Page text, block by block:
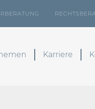
Karriere